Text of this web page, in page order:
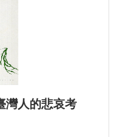
灣人的悲哀考